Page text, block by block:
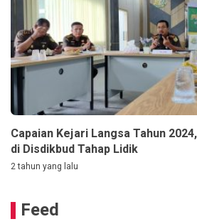
Capaian Kejari Langsa Tahun
di Disdikbud Tahap Lidik
2 tahun yang lalu
Feed